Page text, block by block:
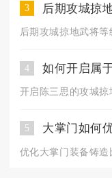
3 后期攻城掠
4 如何开启属
5 大掌门如何